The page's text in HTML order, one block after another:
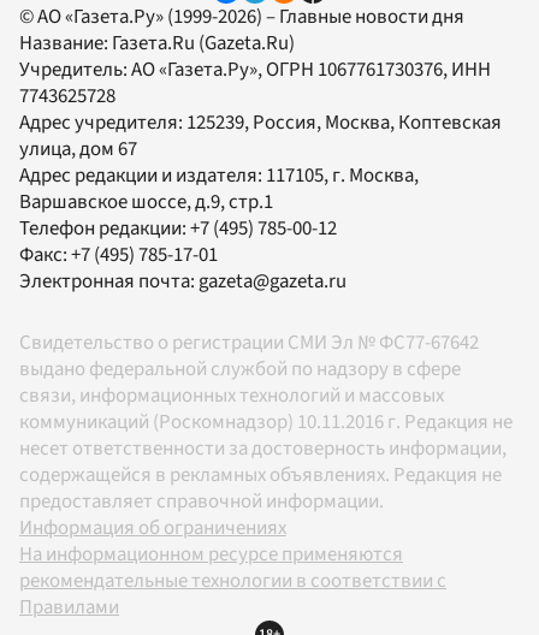
© АО «Газета.Ру» (1999-2026) – Главные новости дня
Название: Газета.Ru (Gazeta.Ru)
Учредитель:АО «Газета.Ру», ОГРН 1067761730376, ИНН
7743625728
Адрес учредителя: 125239, Россия, Москва, Коптевская
улица, дом 67
Адрес редакции и издателя: 117105, г. Москва,
Варшавское шоссе, д.9, стр.1
Телефон редакции:+7 (495) 785-00-12
Факс:+7 (495) 785-17-01
Электронная почта:gazeta@gazeta.ru
Свидетельство о регистрации СМИ Эл № ФС77-67642
выдано федеральной службой по надзору в сфере
связи, информационных технологий и массовых
коммуникаций (Роскомнадзор) 10.11.2016 г. Редакция не
несет ответственности за достоверность информации,
содержащейся в рекламных объявлениях. Редакция не
предоставляет справочной информации.
Информация об ограничениях
На информационном ресурсе применяются
рекомендательные технологии в соответствии с
Правилами